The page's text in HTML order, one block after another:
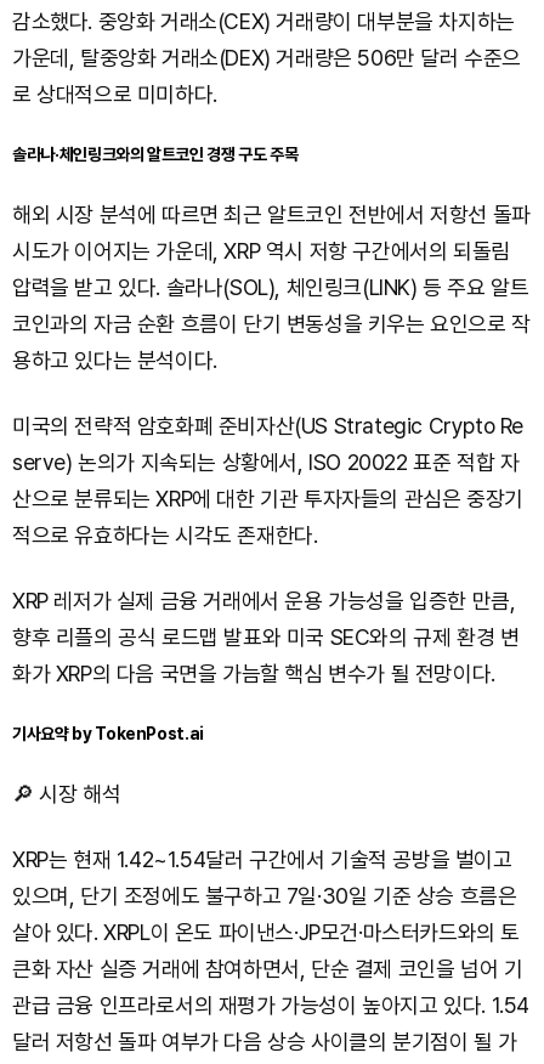
감소했다. 중앙화 거래소(CEX) 거래량이 대부분을 차지하는
가운데, 탈중앙화 거래소(DEX) 거래량은 506만 달러 수준으
로 상대적으로 미미하다.
솔라나·체인링크와의 알트코인 경쟁 구도 주목
해외 시장 분석에 따르면 최근 알트코인 전반에서 저항선 돌파
시도가 이어지는 가운데, XRP 역시 저항 구간에서의 되돌림
압력을 받고 있다. 솔라나(SOL), 체인링크(LINK) 등 주요 알트
코인과의 자금 순환 흐름이 단기 변동성을 키우는 요인으로 작
용하고 있다는 분석이다.
미국의 전략적 암호화폐 준비자산(US Strategic Crypto Re
serve) 논의가 지속되는 상황에서, ISO 20022 표준 적합 자
산으로 분류되는 XRP에 대한 기관 투자자들의 관심은 중장기
적으로 유효하다는 시각도 존재한다.
XRP 레저가 실제 금융 거래에서 운용 가능성을 입증한 만큼,
향후 리플의 공식 로드맵 발표와 미국 SEC와의 규제 환경 변
화가 XRP의 다음 국면을 가늠할 핵심 변수가 될 전망이다.
기사요약 by TokenPost.ai
🔎 시장 해석
XRP는 현재 1.42~1.54달러 구간에서 기술적 공방을 벌이고
있으며, 단기 조정에도 불구하고 7일·30일 기준 상승 흐름은
살아 있다. XRPL이 온도 파이낸스·JP모건·마스터카드와의 토
큰화 자산 실증 거래에 참여하면서, 단순 결제 코인을 넘어 기
관급 금융 인프라로서의 재평가 가능성이 높아지고 있다. 1.54
달러 저항선 돌파 여부가 다음 상승 사이클의 분기점이 될 가